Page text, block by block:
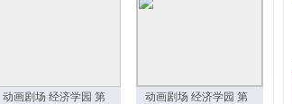
动画剧场 经济学园 第
动画剧场 经济学园 第